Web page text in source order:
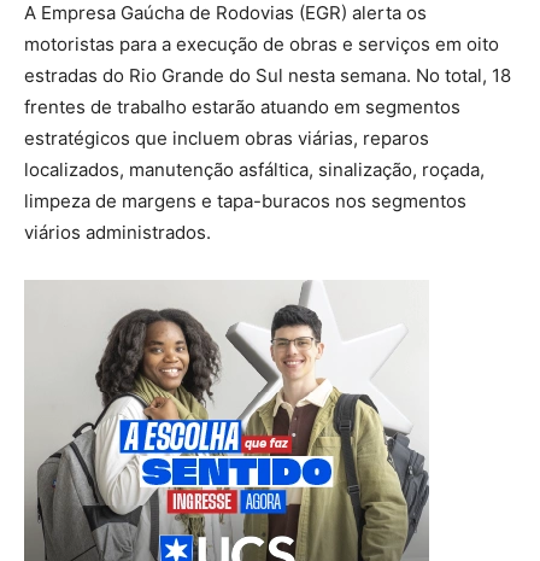
A Empresa Gaúcha de Rodovias (EGR) alerta os
motoristas para a execução de obras e serviços em oito
estradas do Rio Grande do Sul nesta semana. No total, 18
frentes de trabalho estarão atuando em segmentos
estratégicos que incluem obras viárias, reparos
localizados, manutenção asfáltica, sinalização, roçada,
limpeza de margens e tapa-buracos nos segmentos
viários administrados.